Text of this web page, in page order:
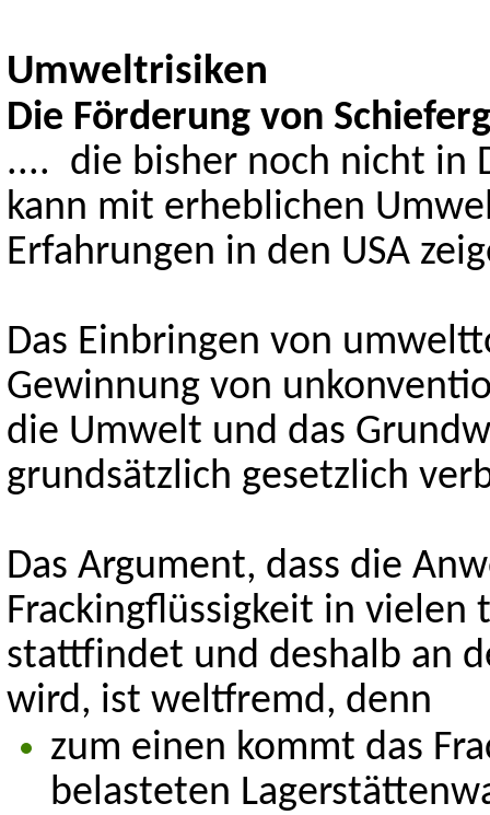
Umweltrisiken
Die Förderung von
.... die bisher noch nicht in
kann mit erheblichen
Erfahrungen in den USA
Das Einbringen von
Gewinnung von
die Umwelt und das
grundsätzlich gesetzlich
Das Argument, dass die
Frackingflüssigkeit in
stattfindet und deshalb an
wird, ist weltfremd, denn
zum einen kommt das
belasteten